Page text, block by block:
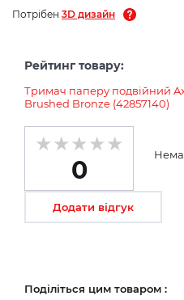
Потрібен 3D дизайн
Рейтинг товару:
Тримач паперу подвійний
Brushed Bronze (42857140)
0
Додати відгук
Поділіться цим товаром :